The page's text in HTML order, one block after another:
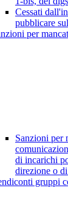
Cessati
pubblicare
per
Sanzioni per
di incarichi
direzione o
gruppi